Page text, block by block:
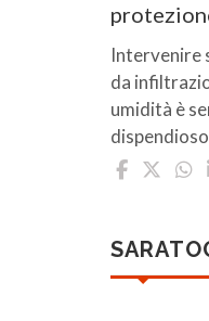
Intervenire
da
umidità è
dispendioso